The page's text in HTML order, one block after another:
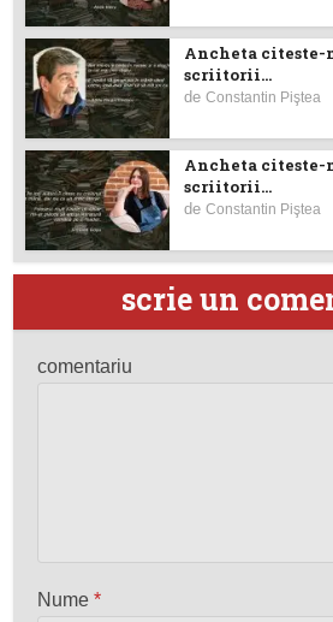
Ancheta citeste-
scriitorii...
deConstantin Piştea
Ancheta citeste-
scriitorii...
deConstantin Piştea
scrie un
comentariu
Nume*